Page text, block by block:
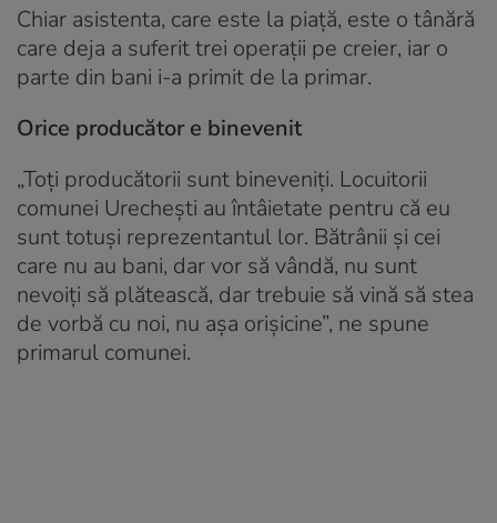
Chiar asistenta, care este la piață, este o tânără
care deja a suferit trei operații pe creier, iar o
parte din bani i-a primit de la primar.
Orice producător e binevenit
„Toți producătorii sunt bineveniți. Locuitorii
comunei Urechești au întâietate pentru că eu
sunt totuși reprezentantul lor. Bătrânii și cei
care nu au bani, dar vor să vândă, nu sunt
nevoiți să plătească, dar trebuie să vină să stea
de vorbă cu noi, nu așa orișicine”, ne spune
primarul comunei.